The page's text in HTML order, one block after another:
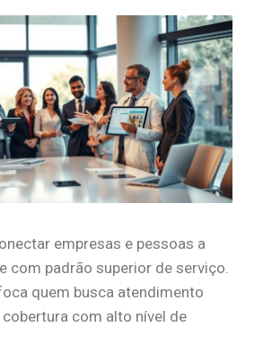
empresas e pessoas a
com padrão superior de serviço.
quem busca atendimento
com alto nível de